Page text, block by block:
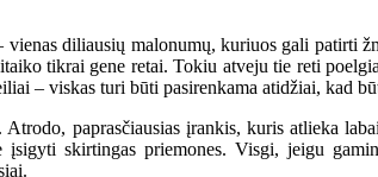
vienas diliausių malonumų, kuriuos gali patirti
tikrai gene retai. Tokiu atveju tie reti
– viskas turi būti pasirenkama atidžiai, kad
paprasčiausias įrankis, kuris atlieka
įsigyti skirtingas priemones. Visgi, jeigu